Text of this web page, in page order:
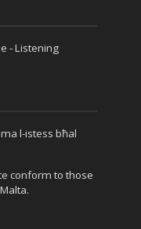
- Listening
l-istess bħal
conform to those